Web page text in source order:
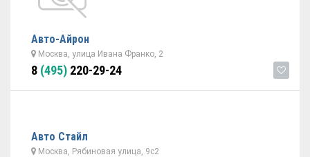
Авто-Айрон
Москва, улица Ивана Франко, 2
8 (495) 220-29-24
Авто Стайл
Москва, Рябиновая улица, 9с2